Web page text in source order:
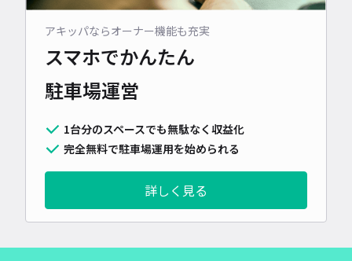
アキッパならオーナー機能も充実
スマホでかんたん
駐車場運営
1台分のスペースでも無駄なく収益化
完全無料で駐車場運用を始められる
詳しく見る